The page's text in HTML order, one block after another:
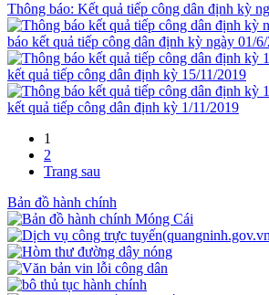
Thông báo: Kết quả tiếp công dân định kỳ
báo kết quả tiếp công dân định kỳ ngày 01/
kết quả tiếp công dân định kỳ 15/11/2019
kết quả tiếp công dân định kỳ 1/11/2019
1
2
Trang sau
Bản đồ hành chính